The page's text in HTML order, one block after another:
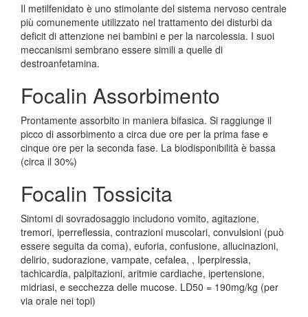
Il metilfenidato è uno stimolante del sistema nervoso centrale
più comunemente utilizzato nel trattamento dei disturbi da
deficit di attenzione nei bambini e per la narcolessia. I suoi
meccanismi sembrano essere simili a quelle di
destroanfetamina.
Focalin Assorbimento
Prontamente assorbito in maniera bifasica. Si raggiunge il
picco di assorbimento a circa due ore per la prima fase e
cinque ore per la seconda fase. La biodisponibilità è bassa
(circa il 30%)
Focalin Tossicita
Sintomi di sovradosaggio includono vomito, agitazione,
tremori, iperreflessia, contrazioni muscolari, convulsioni (può
essere seguita da coma), euforia, confusione, allucinazioni,
delirio, sudorazione, vampate, cefalea, , Iperpiressia,
tachicardia, palpitazioni, aritmie cardiache, ipertensione,
midriasi, e secchezza delle mucose. LD50 = 190mg/kg (per
via orale nei topi)